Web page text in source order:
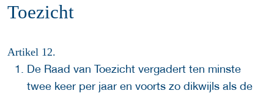
Toezicht
Artikel 12.
De Raad van Toezicht vergadert ten minste
twee keer per jaar en voorts zo dikwijls als de